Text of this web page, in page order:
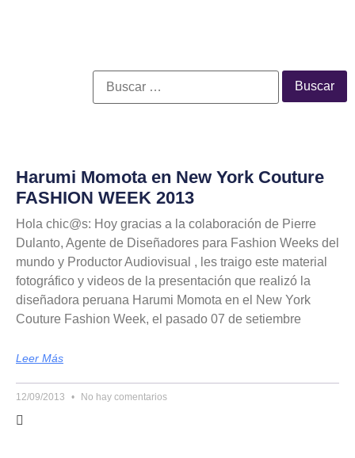
Harumi Momota en New York Couture
FASHION WEEK 2013
Hola chic@s: Hoy gracias a la colaboración de Pierre
Dulanto, Agente de Diseñadores para Fashion Weeks del
mundo y Productor Audiovisual , les traigo este material
fotográfico y videos de la presentación que realizó la
diseñadora peruana Harumi Momota en el New York
Couture Fashion Week, el pasado 07 de setiembre
Leer Más
12/09/2013 No hay comentarios